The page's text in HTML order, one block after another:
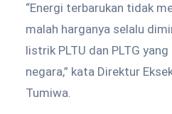
“Energi terbarukan tidak
malah harganya selalu
listrik PLTU dan PLTG
negara,” kata Direktur
Tumiwa.